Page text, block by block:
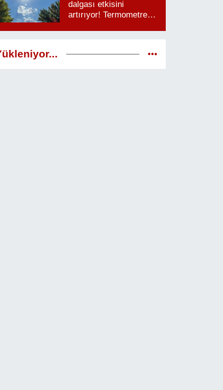
dalgası etkisini
artırıyor! Termometreler